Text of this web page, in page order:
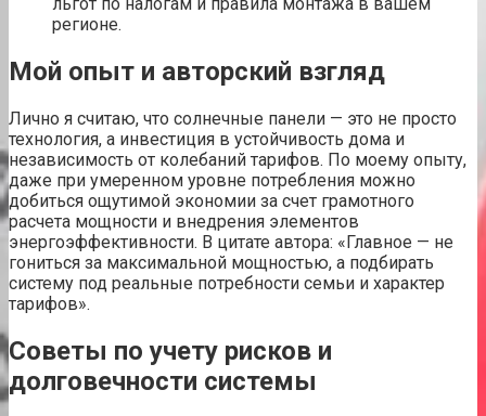
регионе.
Мой опыт и авторский взгляд
Лично я считаю, что солнечные панели — это не просто
технология, а инвестиция в устойчивость дома и
независимость от колебаний тарифов. По моему опыту,
даже при умеренном уровне потребления можно
добиться ощутимой экономии за счет грамотного
расчета мощности и внедрения элементов
энергоэффективности. В цитате автора: «Главное — не
гониться за максимальной мощностью, а подбирать
систему под реальные потребности семьи и характер
тарифов».
Советы по учету рисков и
долговечности системы